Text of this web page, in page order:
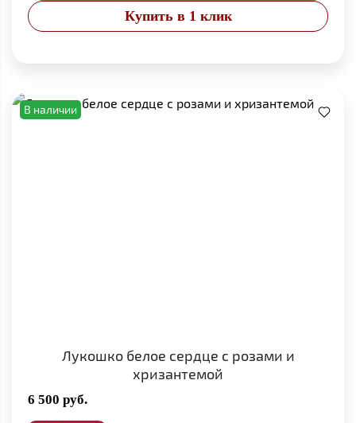
Купить в 1 клик
В наличии
Лукошко белое сердце с розами и
хризантемой
6 500 руб.